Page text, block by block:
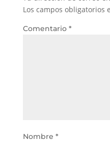
Los campos obligatorios
Comentario *
Nombre *